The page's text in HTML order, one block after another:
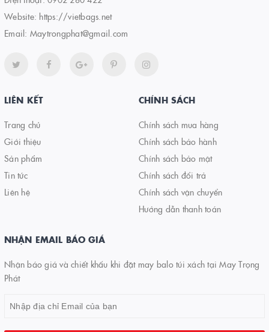
Website: https://vietbags.net
Email: Maytrongphat@gmail.com
LIÊN KẾT
Trang chủ
Giới thiệu
Sản phẩm
Tin tức
Liên hệ
CHÍNH SÁCH
Chính sách mua hàng
Chính sách bảo hành
Chính sách bảo mật
Chính sách đổi trả
Chính sách vận chuyển
Hướng dẫn thanh toán
NHẬN EMAIL BÁO GIÁ
Nhận báo giá và chiết khấu khi đặt may balo túi xách tại May Trọng
Phát